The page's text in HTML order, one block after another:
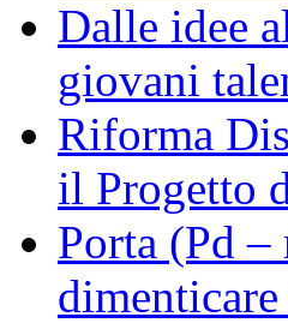
Dalle idee
giovani
Riforma
il Progetto
Porta (Pd